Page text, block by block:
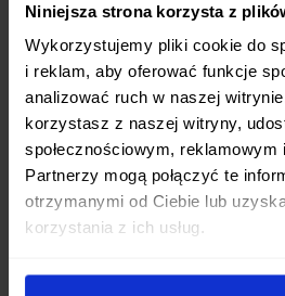
Niniejsza strona korzysta z
Wykorzystujemy pliki cookie do
i reklam, aby oferować funkcje
analizować ruch w naszej
korzystasz z naszej witryny,
społecznościowym, reklamowym
Partnerzy mogą połączyć te
otrzymanymi od Ciebie lub
korzystania z ich usług.
Design i Rękojeść
Każdy nóż Dan Woo custom
rodzaju. Choć zachowuje
parametry,rękojeść
drewna może różnić się
prezentowanej na zdjęciach,
unikalny, rzemieślniczy